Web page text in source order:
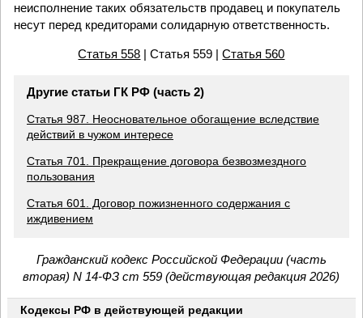
неисполнение таких обязательств продавец и покупатель
несут перед кредиторами солидарную ответственность.
Статья 558 | Статья 559 |Статья 560
Другие статьи ГК РФ (часть 2)
Статья 987. Неосновательное обогащение вследствие
действий в чужом интересе
Статья 701. Прекращение договора безвозмездного
пользования
Статья 601. Договор пожизненного содержания с
иждивением
Гражданский кодекс Российской Федерации (часть
вторая) N 14-ФЗ ст 559 (действующая редакция 2026)
Кодексы РФ в действующей редакции